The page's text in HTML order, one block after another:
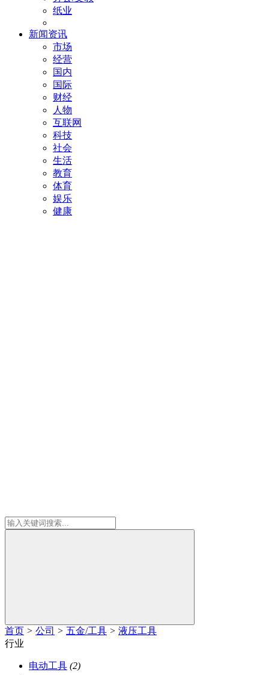
纸业
新闻资讯
市场
经营
国内
国际
财经
人物
互联网
科技
社会
生活
教育
体育
娱乐
健康
首页 > 公司 > 五金/工具 > 液压工具
行业
电动工具 (2)